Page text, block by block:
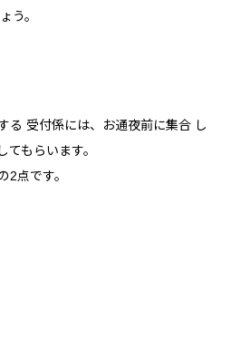
う。
る 受付係には、お通夜前に集合 し
もらいます。
2点です。